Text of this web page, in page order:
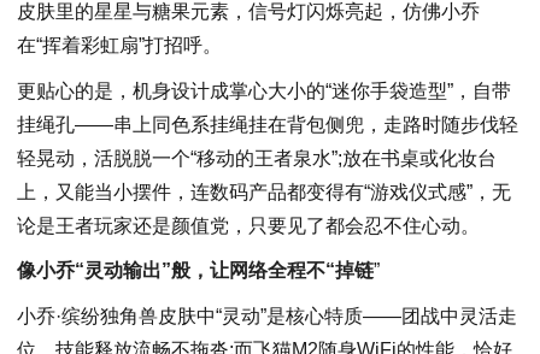
皮肤里的星星与糖果元素，信号灯闪烁亮起，仿佛小乔
在“挥着彩虹扇”打招呼。
更贴心的是，机身设计成掌心大小的“迷你手袋造型”，自带
挂绳孔——串上同色系挂绳挂在背包侧兜，走路时随步伐轻
轻晃动，活脱脱一个“移动的王者泉水”;放在书桌或化妆台
上，又能当小摆件，连数码产品都变得有“游戏仪式感”，无
论是王者玩家还是颜值党，只要见了都会忍不住心动。
像小乔“灵动输出”般，让网络全程不“掉链”
小乔·缤纷独角兽皮肤中“灵动”是核心特质——团战中灵活走
位、技能释放流畅不拖沓;而飞猫M2随身WiFi的性能，恰好